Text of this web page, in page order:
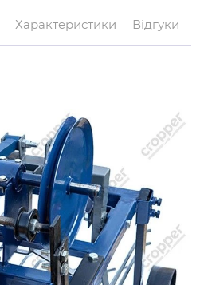
Характеристики Відгуки